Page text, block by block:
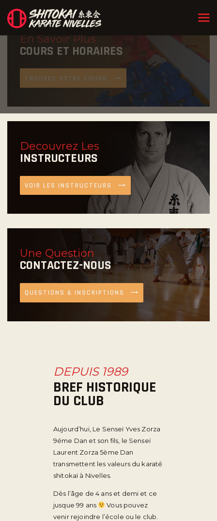
En Savoir Plus
COURS ET HORAIRES
TROUVEZ VOTRE COURS
Decouvrez Les
INSTRUCTEURS
VOIR LES INSTRUCTEURS
Une Question
CONTACTEZ-NOUS
QUESTIONS & INSCRIPTIONS
DEPUIS 1989
BREF HISTORIQUE
DU CLUB
Aujourd’hui, Le Senseï Yves Zorza
9éme Dan et son fils, le Senseï
Laurent Zorza 5ème Dan
transmettent les valeurs du karaté
shitokaï à Nivelles.
Dès l’âge de 4 ans et demi et ce
jusque 99 ans
Vous pouvez
venir rejoindre l’école ou le club.